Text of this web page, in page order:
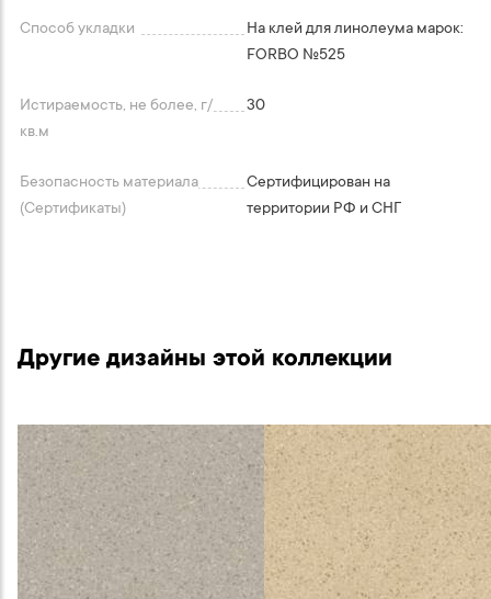
Способ укладки
На клей для линолеума марок:
FORBO №525
Истираемость, не более, г/
кв.м
30
Безопасность материала
(Сертификаты)
Сертифицирован на
территории РФ и СНГ
Другие дизайны этой коллекции